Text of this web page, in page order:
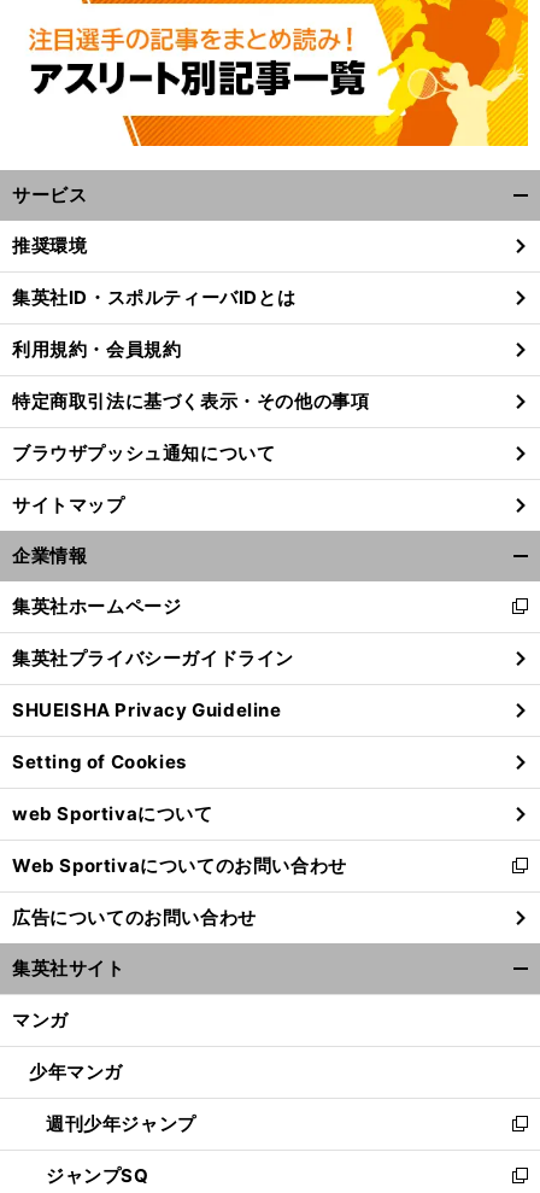
サービス
閉
る
推奨環境
集英社ID・スポルティーバIDとは
利用規約・会員規約
特定商取引法に基づく表示・その他の事項
ブラウザプッシュ通知について
サイトマップ
企業情報
閉
る
集英社ホームページ
新
し
い
ウ
ィ
ン
ド
ウ
で
開
く
集英社プライバシーガイドライン
SHUEISHA Privacy Guideline
Setting of Cookies
web Sportivaについて
Web Sportivaについてのお問い合わせ
新
し
い
ウ
ィ
ン
ウ
開
く
広告についてのお問い合わせ
集英社サイト
マンガ
少年マンガ
週刊少年ジャンプ
新
し
い
ジャンプSQ
新